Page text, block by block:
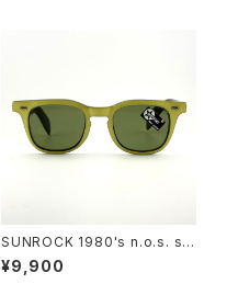
SUNROCK 1980's n.o.s. su
nglasses-Yellow/Black fra
me x grey lens
¥9,900